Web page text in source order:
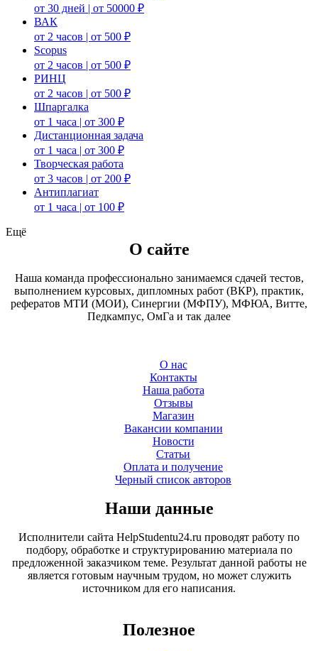
от 30 дней | от 50000 ₽
ВАК
от 2 часов | от 500 ₽
Scopus
от 2 часов | от 500 ₽
РИНЦ
от 2 часов | от 500 ₽
Шпаргалка
от 1 часа | от 300 ₽
Дистанционная задача
от 1 часа | от 300 ₽
Творческая работа
от 3 часов | от 200 ₽
Антиплагиат
от 1 часа | от 100 ₽
Ещё
О сайте
Наша команда профессионально занимаемся сдачей тестов,
выполнением курсовых, дипломных работ (ВКР), практик,
рефератов МТИ (МОИ), Синергии (МФПУ), МФЮА, Витте,
Педкампус, ОмГа и так далее
О нас
Контакты
Наша работа
Отзывы
Магазин
Вакансии компании
Новости
Статьи
Оплата и получение
Черный список авторов
Наши данные
Исполнители сайта HelpStudentu24.ru проводят работу по
подбору, обработке и структурированию материала по
предложенной заказчиком теме. Результат данной работы не
является готовым научным трудом, но может служить
источником для его написания.
Полезное